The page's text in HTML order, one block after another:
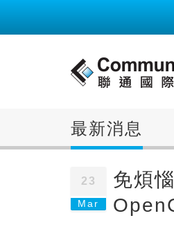
最新消息
23
Mar
免煩